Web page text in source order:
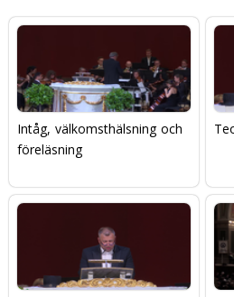
Intåg, välkomsthälsning och
föreläsning